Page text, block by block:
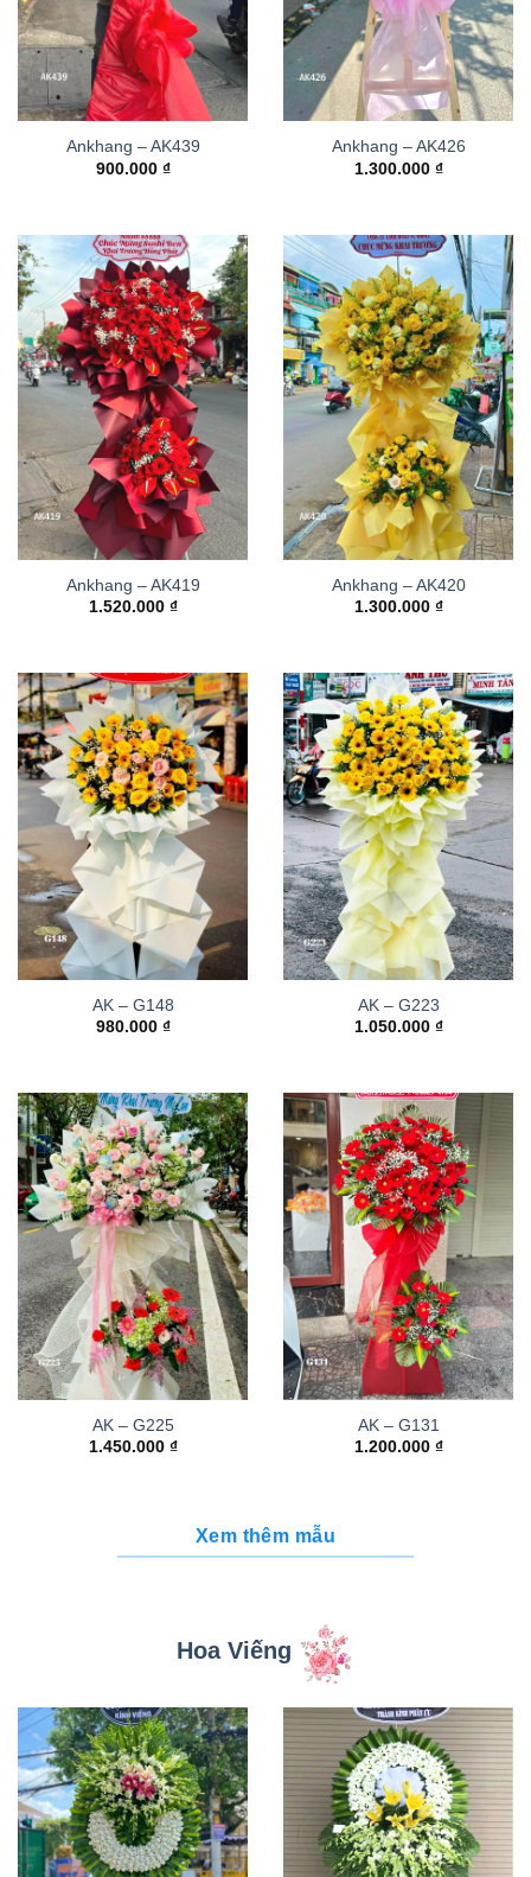
Ankhang – AK439
900.000 ₫
Ankhang – AK426
1.300.000 ₫
Ankhang – AK419
1.520.000 ₫
Ankhang – AK420
1.300.000 ₫
AK – G148
980.000 ₫
AK – G223
1.050.000 ₫
AK – G225
1.450.000 ₫
AK – G131
1.200.000 ₫
Xem thêm mẫu
Hoa Viếng